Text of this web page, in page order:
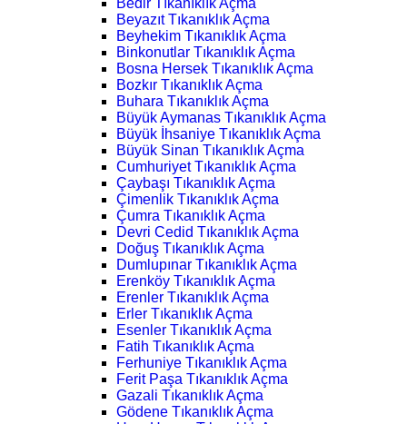
Bedir Tıkanıklık Açma
Beyazıt Tıkanıklık Açma
Beyhekim Tıkanıklık Açma
Binkonutlar Tıkanıklık Açma
Bosna Hersek Tıkanıklık Açma
Bozkır Tıkanıklık Açma
Buhara Tıkanıklık Açma
Büyük Aymanas Tıkanıklık Açma
Büyük İhsaniye Tıkanıklık Açma
Büyük Sinan Tıkanıklık Açma
Cumhuriyet Tıkanıklık Açma
Çaybaşı Tıkanıklık Açma
Çimenlik Tıkanıklık Açma
Çumra Tıkanıklık Açma
Devri Cedid Tıkanıklık Açma
Doğuş Tıkanıklık Açma
Dumlupınar Tıkanıklık Açma
Erenköy Tıkanıklık Açma
Erenler Tıkanıklık Açma
Erler Tıkanıklık Açma
Esenler Tıkanıklık Açma
Fatih Tıkanıklık Açma
Ferhuniye Tıkanıklık Açma
Ferit Paşa Tıkanıklık Açma
Gazali Tıkanıklık Açma
Gödene Tıkanıklık Açma